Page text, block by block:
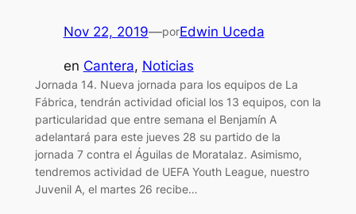
Nov 22, 2019—porEdwin Uceda
en Cantera, Noticias
Jornada 14. Nueva jornada para los equipos de La
Fábrica, tendrán actividad oficial los 13 equipos, con la
particularidad que entre semana el Benjamín A
adelantará para este jueves 28 su partido de la
jornada 7 contra el Águilas de Moratalaz. Asimismo,
tendremos actividad de UEFA Youth League, nuestro
Juvenil A, el martes 26 recibe…